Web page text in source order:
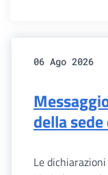
06 Ago 2026
della
Le